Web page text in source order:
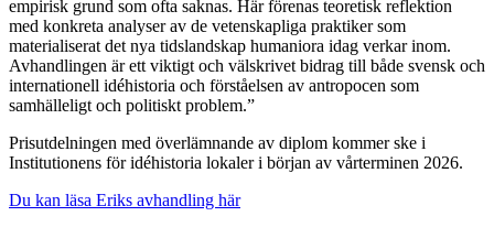
empirisk grund som ofta saknas. Här förenas teoretisk reflektion
med konkreta analyser av de vetenskapliga praktiker som
materialiserat det nya tidslandskap humaniora idag verkar inom.
Avhandlingen är ett viktigt och välskrivet bidrag till både svensk och
internationell idéhistoria och förståelsen av antropocen som
samhälleligt och politiskt problem.”
Prisutdelningen med överlämnande av diplom kommer ske i
Institutionens för idéhistoria lokaler i början av vårterminen 2026.
Du kan läsa Eriks avhandling här